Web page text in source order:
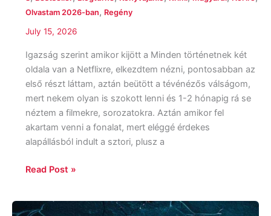
Olvastam 2026-ban, Regény
July 15, 2026
Igazság szerint amikor kijött a Minden történetnek két
oldala van a Netflixre, elkezdtem nézni, pontosabban az
első részt láttam, aztán beütött a tévénézős válságom,
mert nekem olyan is szokott lenni és 1-2 hónapig rá se
néztem a filmekre, sorozatokra. Aztán amikor fel
akartam venni a fonalat, mert eléggé érdekes
alapállásból indult a sztori, plusz a
Read Post »
Sarah